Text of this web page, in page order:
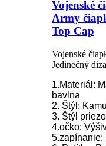
Vojenské
Army
Top Cap
Vojenské
Jedinečný
1.Materiál:
bavlna
2. Štýl:
3. Štýl
4.očko:
5.zapínanie: